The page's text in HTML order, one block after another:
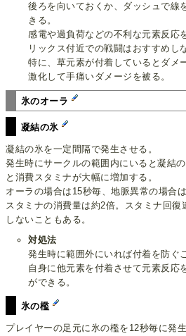
後ろを向いておくか、ダッシュで線
きる。
感電や過負荷などの不利な元素反応
リックス付近での戦闘はおすすめし
特に、草元素が付着しているとダメ
激化して手痛いダメージを被る。
氷のオーラ
凝結の氷
凝結の氷を一定間隔で発生させる。
発生時にサークルの範囲内にいると凝結
と消費スタミナが大幅に増加する。
オーラの場合は15秒毎、地脈異常の場合
スタミナの消費量は約2倍。スタミナ回
しないこともある。
対処法
発生時に範囲外にいれば付着を防ぐ
自身に他元素を付着させて元素反応
ができる。
氷の檻
プレイヤーの足元に氷の檻を12秒毎に発生